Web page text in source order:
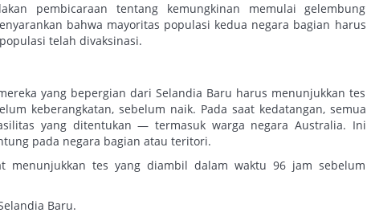
pembicaraan tentang kemungkinan memulai gelembung
bahwa mayoritas populasi kedua negara bagian harus
telah divaksinasi.
yang bepergian dari Selandia Baru harus menunjukkan tes
keberangkatan, sebelum naik. Pada saat kedatangan, semua
yang ditentukan — termasuk warga negara Australia. Ini
pada negara bagian atau teritori.
menunjukkan tes yang diambil dalam waktu 96 jam sebelum
Baru.